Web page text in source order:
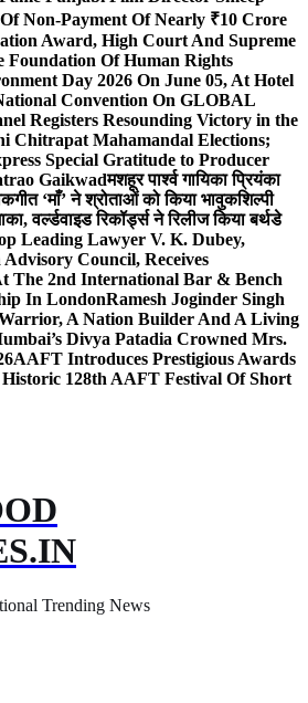
Non-Payment Of Nearly ₹10 Crore
Award, High Court And Supreme
Foundation Of Human Rights
Day 2026 On June 05, At Hotel
Convention On GLOBAL
Registers Resounding Victory in the
Chitrapat Mahamandal Elections;
Special Gratitude to Producer
Gaikwadमशहूर पार्श्व गायिका प्रियंका
‘माँ’ ने श्रोताओं को किया भावुकशिल्पी
वर्ल्डवाइड रिकॉर्ड्स ने रिलीज किया बर्थडे
Leading Lawyer V. K. Dubey,
Council, Receives
The 2nd International Bar & Bench
In LondonRamesh Joginder Singh
A Nation Builder And A Living
Divya Patadia Crowned Mrs.
AAFT Introduces Prestigious Awards
128th AAFT Festival Of Short
Trending News